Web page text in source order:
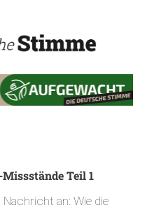
Teil 1
an: Wie die